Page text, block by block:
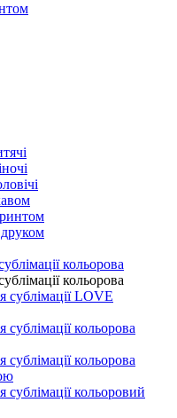
кольорова
кольорова
LOVE
кольорова
кольорова
кольоровий